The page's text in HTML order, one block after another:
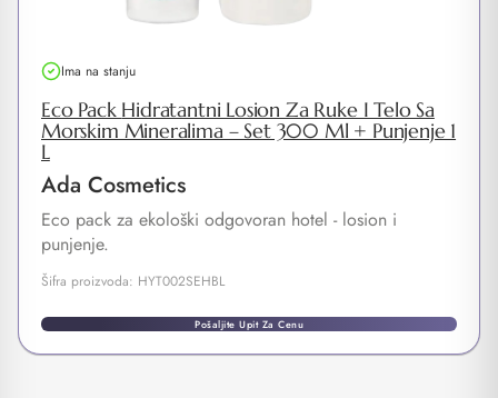
Ima na stanju
Eco Pack Hidratantni Losion Za Ruke I Telo Sa
Morskim Mineralima – Set 300 Ml + Punjenje 1
L
Ada Cosmetics
Eco pack za ekološki odgovoran hotel - losion i
punjenje.
Šifra proizvoda: HYT002SEHBL
Pošaljite Upit Za Cenu